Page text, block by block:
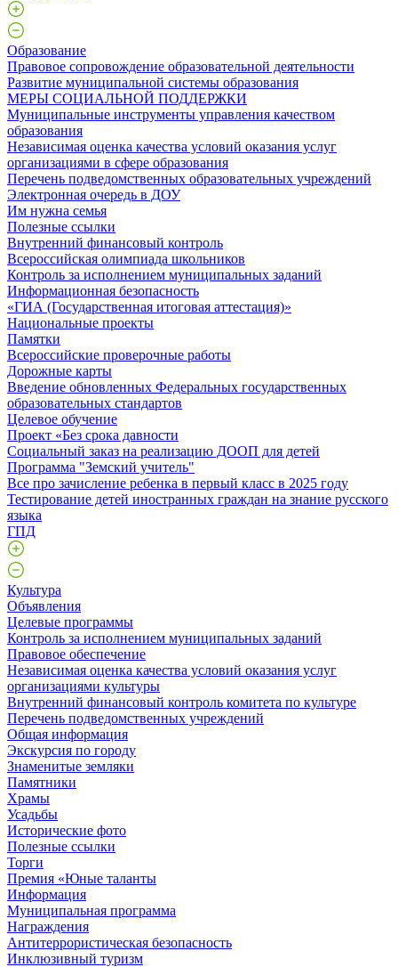
Образование
Правовое сопровождение образовательной деятельности
Развитие муниципальной системы образования
МЕРЫ СОЦИАЛЬНОЙ ПОДДЕРЖКИ
Муниципальные инструменты управления качеством
образования
Независимая оценка качества условий оказания услуг
организациями в сфере образования
Перечень подведомственных образовательных учреждений
Электронная очередь в ДОУ
Им нужна семья
Полезные ссылки
Внутренний финансовый контроль
Всероссийская олимпиада школьников
Контроль за исполнением муниципальных заданий
Информационная безопасность
«ГИА (Государственная итоговая аттестация)»
Национальные проекты
Памятки
Всероссийские проверочные работы
Дорожные карты
Введение обновленных Федеральных государственных
образовательных стандартов
Целевое обучение
Проект «Без срока давности
Социальный заказ на реализацию ДООП для детей
Программа "Земский учитель"
Все про зачисление ребенка в первый класс в 2025 году
Тестирование детей иностранных граждан на знание русского
языка
ГПД
Культура
Объявления
Целевые программы
Контроль за исполнением муниципальных заданий
Правовое обеспечение
Независимая оценка качества условий оказания услуг
организациями культуры
Внутренний финансовый контроль комитета по культуре
Перечень подведомственных учреждений
Общая информация
Экскурсия по городу
Знаменитые земляки
Памятники
Храмы
Усадьбы
Исторические фото
Полезные ссылки
Торги
Премия «Юные таланты
Информация
Муниципальная программа
Награждения
Антитеррористическая безопасность
Инклюзивный туризм